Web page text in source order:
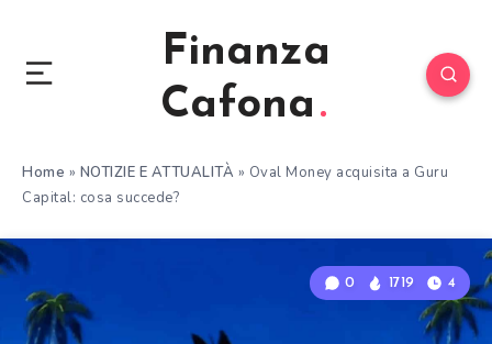
Finanza
Cafona
Home » NOTIZIE E ATTUALITÀ » Oval Money acquisita a Guru
Capital: cosa succede?
0 1719 4